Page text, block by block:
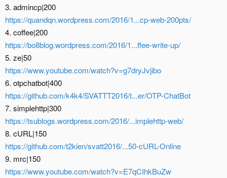
3. admincp|200
https://quandqn.wordpress.com/2016/1...cp-web-200pts/
4. coffee|200
https://bo8blog.wordpress.com/2016/1...ffee-write-up/
5. ze|50
https://www.youtube.com/watch?v=g7dryJvjibo
6. otpchatbot|400
https://github.com/k4k4/SVATTT2016/t...er/OTP-ChatBot
7. simplehttp|300
https://tsublogs.wordpress.com/2016/...implehttp-web/
8. cURL|150
https://github.com/t2kien/svatt2016/...50-cURL-Online
9. mrc|150
https://www.youtube.com/watch?v=E7qCIhkBuZw